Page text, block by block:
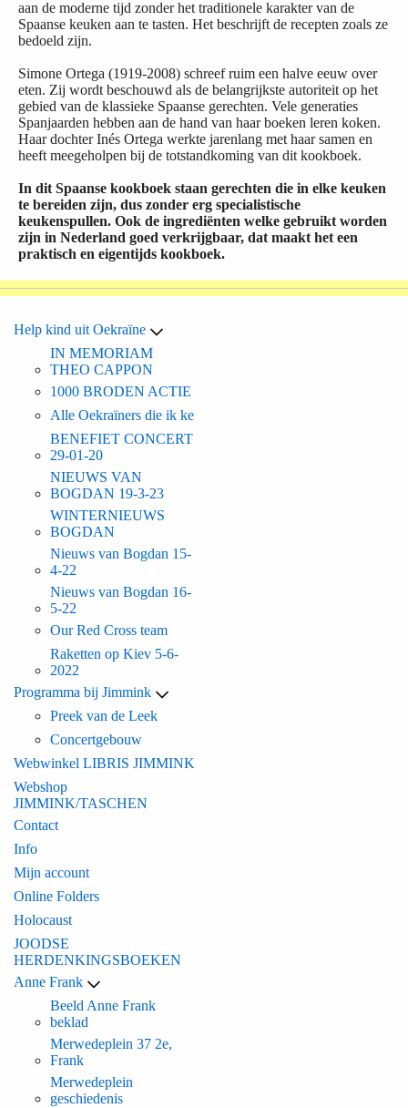
aan de moderne tijd zonder het traditionele karakter van de
Spaanse keuken aan te tasten. Het beschrijft de recepten zoals ze
bedoeld zijn.
Simone Ortega (1919-2008) schreef ruim een halve eeuw over
eten. Zij wordt beschouwd als de belangrijkste autoriteit op het
gebied van de klassieke Spaanse gerechten. Vele generaties
Spanjaarden hebben aan de hand van haar boeken leren koken.
Haar dochter Inés Ortega werkte jarenlang met haar samen en
heeft meegeholpen bij de totstandkoming van dit kookboek.
In dit Spaanse kookboek staan gerechten die in elke keuken
te bereiden zijn, dus zonder erg specialistische
keukenspullen. Ook de ingrediënten welke gebruikt worden
zijn in Nederland goed verkrijgbaar, dat maakt het een
praktisch en eigentijds kookboek.
Help kind uit Oekraïne
IN MEMORIAM
THEO CAPPON
1000 BRODEN ACTIE
Alle Oekraïners die ik ke
BENEFIET CONCERT
29-01-20
NIEUWS VAN
BOGDAN 19-3-23
WINTERNIEUWS
BOGDAN
Nieuws van Bogdan 15-
4-22
Nieuws van Bogdan 16-
5-22
Our Red Cross team
Raketten op Kiev 5-6-
2022
Programma bij Jimmink
Preek van de Leek
Concertgebouw
Webwinkel LIBRIS JIMMINK
Webshop
JIMMINK/TASCHEN
Contact
Info
Mijn account
Online Folders
Holocaust
JOODSE
HERDENKINGSBOEKEN
Anne Frank
Beeld Anne Frank
beklad
Merwedeplein 37 2e,
Frank
Merwedeplein
geschiedenis